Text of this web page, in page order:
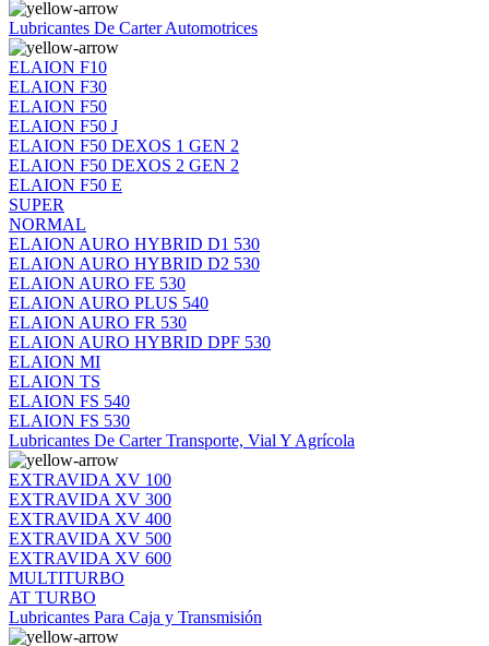
Lubricantes De Carter Automotrices
ELAION F10
ELAION F30
ELAION F50
ELAION F50 J
ELAION F50 DEXOS 1 GEN 2
ELAION F50 DEXOS 2 GEN 2
ELAION F50 E
SUPER
NORMAL
ELAION AURO HYBRID D1 530
ELAION AURO HYBRID D2 530
ELAION AURO FE 530
ELAION AURO PLUS 540
ELAION AURO FR 530
ELAION AURO HYBRID DPF 530
ELAION MI
ELAION TS
ELAION FS 540
ELAION FS 530
Lubricantes De Carter Transporte, Vial Y Agrícola
EXTRAVIDA XV 100
EXTRAVIDA XV 300
EXTRAVIDA XV 400
EXTRAVIDA XV 500
EXTRAVIDA XV 600
MULTITURBO
AT TURBO
Lubricantes Para Caja y Transmisión